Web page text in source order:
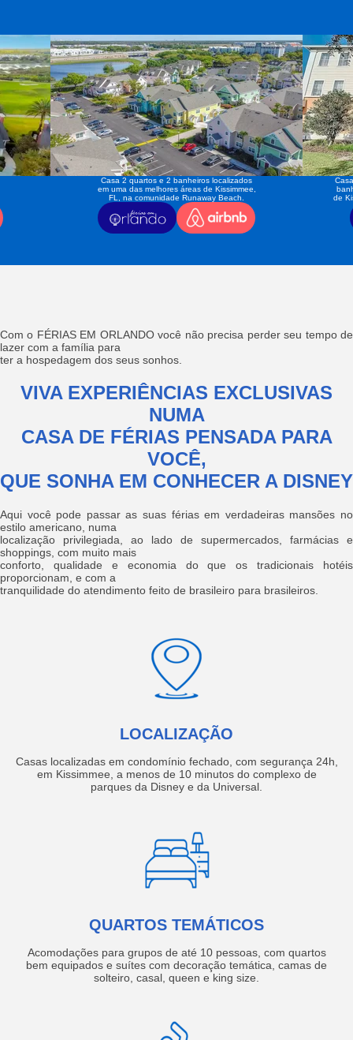
Casa 2 quartos e 2 banheiros localizados
em uma das melhores áreas de Kissimmee,
FL, na comunidade Runaway Beach.
de
Com o FÉRIAS EM ORLANDO você não precisa perder seu tempo de
lazer com a família para
ter a hospedagem dos seus sonhos.
VIVA EXPERIÊNCIAS EXCLUSIVAS
NUMA
CASA DE FÉRIAS PENSADA PARA
VOCÊ,
QUE SONHA EM CONHECER A DISNEY
Aqui você pode passar as suas férias em verdadeiras mansões no
estilo americano, numa
localização privilegiada, ao lado de supermercados, farmácias e
shoppings, com muito mais
conforto, qualidade e economia do que os tradicionais hotéis
proporcionam, e com a
tranquilidade do atendimento feito de brasileiro para brasileiros.
LOCALIZAÇÃO
Casas localizadas em condomínio fechado, com segurança 24h,
em Kissimmee, a menos de 10 minutos do complexo de
parques da Disney e da Universal.
QUARTOS TEMÁTICOS
Acomodações para grupos de até 10 pessoas, com quartos
bem equipados e suítes com decoração temática, camas de
solteiro, casal, queen e king size.